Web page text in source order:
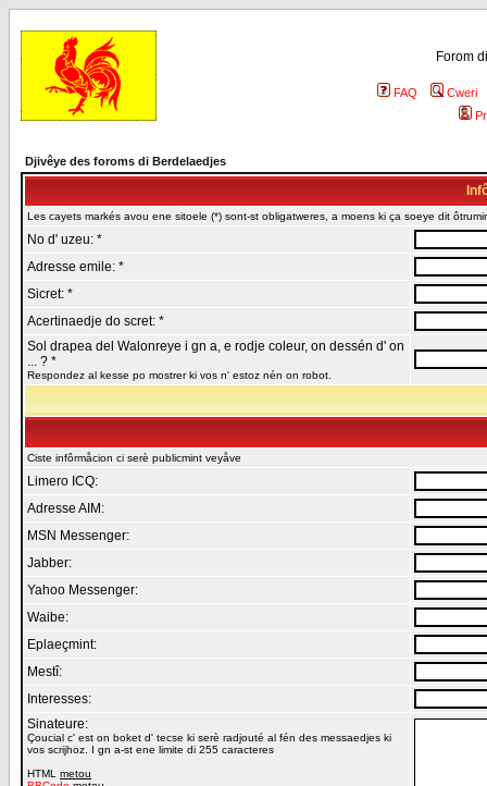
Forom
FAQ
Cweri
Djivêye des foroms di Berdelaedjes
Les cayets markés avou ene sitoele (*) sont-st obligatweres, a moens ki ça soeye dit
No d' uzeu: *
Adresse emile: *
Sicret: *
Acertinaedje do scret: *
Sol drapea del Walonreye i gn a, e rodje coleur, on dessén d' on
... ? *
Respondez al kesse po mostrer ki vos n' estoz nén on robot.
Ciste infôrmåcion ci serè publicmint veyåve
Limero ICQ:
Adresse AIM:
MSN Messenger:
Jabber:
Yahoo Messenger:
Waibe:
Eplaeçmint:
Mestî:
Interesses:
Sinateure:
Çoucial c' est on boket d' tecse ki serè radjouté al fén des messaedjes ki
vos scrijhoz. I gn a-st ene limite di 255 caracteres
HTML metou